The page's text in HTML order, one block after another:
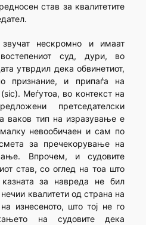
став за квалитетите
нескромно и имаат
суд, дури, во
утврдил дека обвинетиот,
признание, и припаѓа на
Меѓутоа, во контекст на
претседателски
ваков тип на изразување е
невообичаен и сам по
за пречекорување на
Впрочем, и судовите
став, со оглед на тоа што
за навреда не бил
квалитети од страна на
изнесеното, што тој не го
на судовите дека